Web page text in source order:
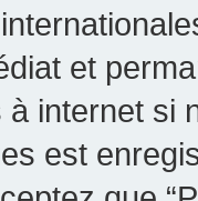
et
à internet si
est